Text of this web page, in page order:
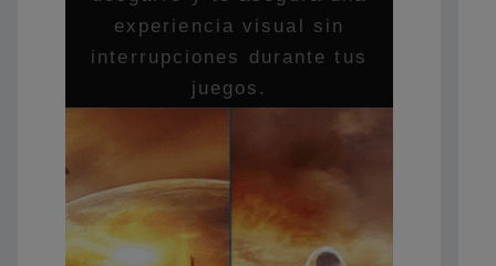
experiencia visual sin
interrupciones durante tus
juegos.